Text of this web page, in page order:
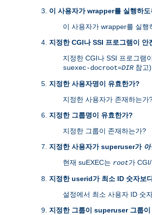
이 사용자가 wrapper를 실행하
이 사용자가 wrapper를 실행
지정한 CGI나 SSI 프로그램이
지정한 CGI나 SSI 프로그램
suexec-docroot=DIR참고)
지정한 사용자명이 유효한가?
지정한 사용자가 존재하는가
지정한 그룹명이 유효한가?
지정한 그룹이 존재하는가?
지정한 사용자가 superuser가
현재 suEXEC는 root가
지정한 userid가 최소 ID 숫자보
설정에서 최소 사용자 ID 숫
지정한 그룹이 superuser 그룹이